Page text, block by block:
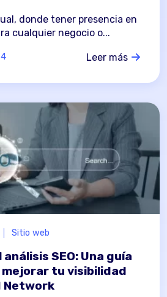
donde tener presencia en
cualquier negocio o...
Leer más
Sitio web
SEO: Una guía
tu visibilidad
Network